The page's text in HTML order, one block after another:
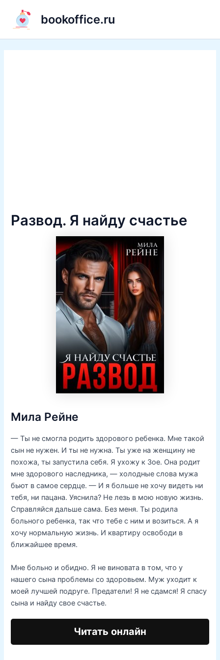
содержимому
bookoffice.ru
Развод. Я найду счастье
Мила Рейне
— Ты не смогла родить здорового ребенка. Мне такой
сын не нужен. И ты не нужна. Ты уже на женщину не
похожа, ты запустила себя. Я ухожу к Зое. Она родит
мне здорового наследника, — холодные слова мужа
бьют в самое сердце. — И я больше не хочу видеть ни
тебя, ни пацана. Уяснила? Не лезь в мою новую жизнь.
Справляйся дальше сама. Без меня. Ты родила
больного ребенка, так что тебе с ним и возиться. А я
хочу нормальную жизнь. И квартиру освободи в
ближайшее время.
Мне больно и обидно. Я не виновата в том, что у
нашего сына проблемы со здоровьем. Муж уходит к
моей лучшей подруге. Предатели! Я не сдамся! Я спасу
сына и найду свое счастье.
Читать онлайн